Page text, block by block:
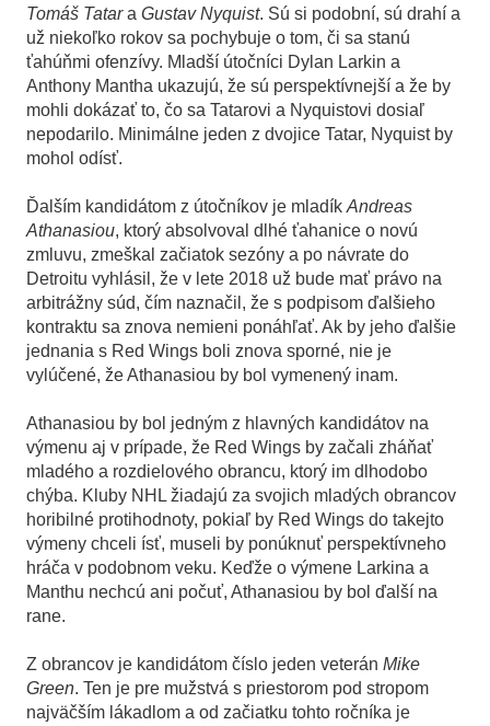
Tomáš Tatara Gustav Nyquist. Sú si podobní, sú drahí a
už niekoľko rokov sa pochybuje o tom, či sa stanú
ťahúňmi ofenzívy. Mladší útočníci Dylan Larkin a
Anthony Mantha ukazujú, že sú perspektívnejší a že by
mohli dokázať to, čo sa Tatarovi a Nyquistovi dosiaľ
nepodarilo. Minimálne jeden z dvojice Tatar, Nyquist by
mohol odísť.
Ďalším kandidátom z útočníkov je mladík Andreas
Athanasiou, ktorý absolvoval dlhé ťahanice o novú
zmluvu, zmeškal začiatok sezóny a po návrate do
Detroitu vyhlásil, že v lete 2018 už bude mať právo na
arbitrážny súd, čím naznačil, že s podpisom ďalšieho
kontraktu sa znova nemieni ponáhľať. Ak by jeho ďalšie
jednania s Red Wings boli znova sporné, nie je
vylúčené, že Athanasiou by bol vymenený inam.
Athanasiou by bol jedným z hlavných kandidátov na
výmenu aj v prípade, že Red Wings by začali zháňať
mladého a rozdielového obrancu, ktorý im dlhodobo
chýba. Kluby NHL žiadajú za svojich mladých obrancov
horibilné protihodnoty, pokiaľ by Red Wings do takejto
výmeny chceli ísť, museli by ponúknuť perspektívneho
hráča v podobnom veku. Keďže o výmene Larkina a
Manthu nechcú ani počuť, Athanasiou by bol ďalší na
rane.
Z obrancov je kandidátom číslo jeden veterán Mike
Green. Ten je pre mužstvá s priestorom pod stropom
najväčším lákadlom a od začiatku tohto ročníka je